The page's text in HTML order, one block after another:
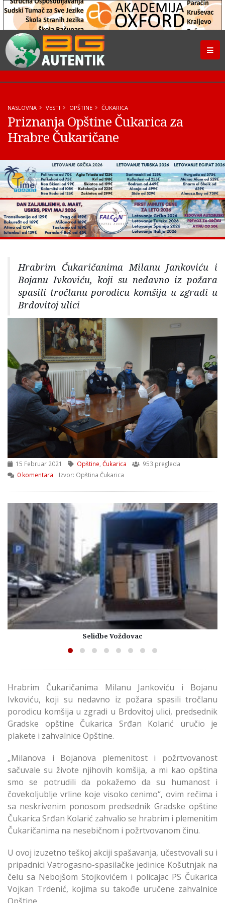
NASLOVNA VESTI OPŠTINE ČUKARICA
Priznanja Opštine Čukarica za
Hrabre Čukaričane
Hrabrim Čukaričanima Milanu Jankoviću i
Bojanu Ivkoviću, koji su nedavno iz požara
spasili tročlanu porodicu komšija u zgradi u
Brdovitoj ulici
15 Februar 2021 Opštine Čukarica
953 pregleda
0 komentara
Izvor: Opština Čukarica
Selidbe Voždovac
Hrabrim Čukaričanima Milanu Jankoviću i Bojanu
Ivkoviću, koji su nedavno iz požara spasili tročlanu
porodicu komšija u zgradi u Brdovitoj ulici, predsednik
Gradske opštine Čukarica Srđan Kolarić uručio je
plakete i zahvalnice Opštine.
„Milanova i Bojanova plemenitost i požrtvovanost
sačuvale su živote njihovih komšija, a mi kao opština
smo se potrudili da pokažemo da su humanost i
čovekoljublje vrline koje visoko cenimo“, ovim rečima i
sa neskrivenim ponosom predsednik Gradske opštine
Čukarica Srđan Kolarić zahvalio se hrabrim i plemenitim
Čukaričanima na nesebičnom i požrtvovanom činu.
U ovoj izuzetno teškoj akciji spašavanja, učestvovali su i
pripadnici Vatrogasno-spasilačke jedinice Košutnjak na
čelu sa Nebojšom Stojkovićem i policajac PS Čukarica
Vojkan Trdenić, kojima su takođe uručene zahvalnice